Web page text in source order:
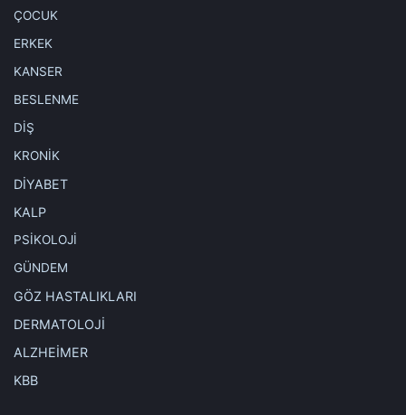
ÇOCUK
ERKEK
KANSER
BESLENME
DİŞ
KRONİK
DİYABET
KALP
PSİKOLOJİ
GÜNDEM
GÖZ HASTALIKLARI
DERMATOLOJİ
ALZHEİMER
KBB